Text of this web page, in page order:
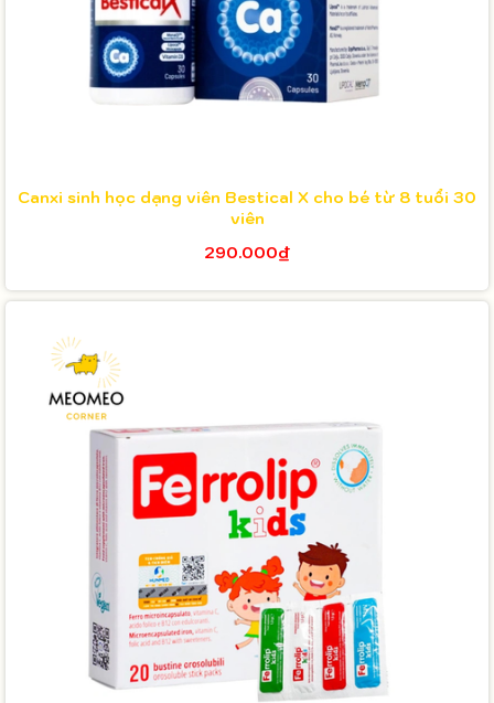
Canxi sinh học dạng viên Bestical X cho bé từ 8 tuổi 30
viên
290.000₫